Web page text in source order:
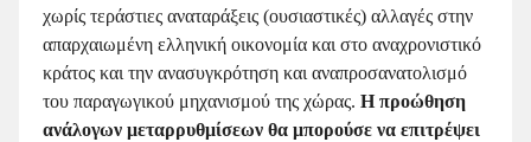
χωρίς τεράστιες αναταράξεις (ουσιαστικές) αλλαγές στην
απαρχαιωμένη ελληνική οικονομία και στο αναχρονιστικό
κράτος και την ανασυγκρότηση και αναπροσανατολισμό
του παραγωγικού μηχανισμού της χώρας. Η προώθηση
ανάλογων μεταρρυθμίσεων θα μπορούσε να επιτρέψει